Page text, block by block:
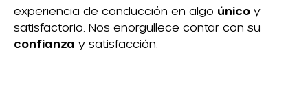
experiencia de conducción en algo único y
satisfactorio. Nos enorgullece contar con su
confianza y satisfacción.